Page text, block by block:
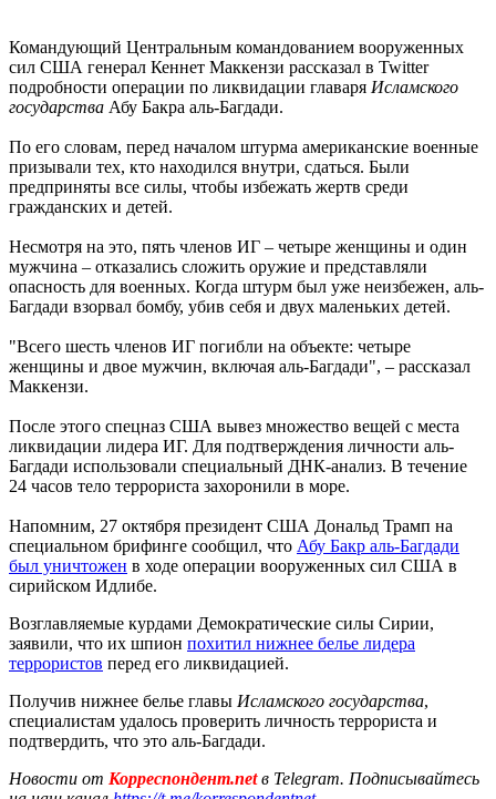
Командующий Центральным командованием вооруженных
сил США генерал Кеннет Маккензи рассказал в Twitter
подробности операции по ликвидации главаря Исламского
государства Абу Бакра аль-Багдади.
По его словам, перед началом штурма американские военные
призывали тех, кто находился внутри, сдаться. Были
предприняты все силы, чтобы избежать жертв среди
гражданских и детей.
Несмотря на это, пять членов ИГ – четыре женщины и один
мужчина – отказались сложить оружие и представляли
опасность для военных. Когда штурм был уже неизбежен, аль-
Багдади взорвал бомбу, убив себя и двух маленьких детей.
"Всего шесть членов ИГ погибли на объекте: четыре
женщины и двое мужчин, включая аль-Багдади", – рассказал
Маккензи.
После этого спецназ США вывез множество вещей с места
ликвидации лидера ИГ. Для подтверждения личности аль-
Багдади использовали специальный ДНК-анализ. В течение
24 часов тело террориста захоронили в море.
Напомним, 27 октября президент США Дональд Трамп на
специальном брифинге сообщил, что Абу Бакр аль-Багдади
был уничтожен в ходе операции вооруженных сил США в
сирийском Идлибе.
Возглавляемые курдами Демократические силы Сирии,
заявили, что их шпион похитил нижнее белье лидера
террористов перед его ликвидацией.
Получив нижнее белье главы Исламского государства,
специалистам удалось проверить личность террориста и
подтвердить, что это аль-Багдади.
Новости от Корреспондент.netв Telegram. Подписывайтесь